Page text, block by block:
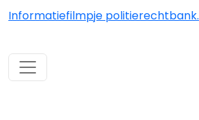
Informatiefilmpje politierechtbank.